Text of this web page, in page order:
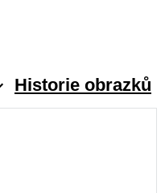
Historie obrazků